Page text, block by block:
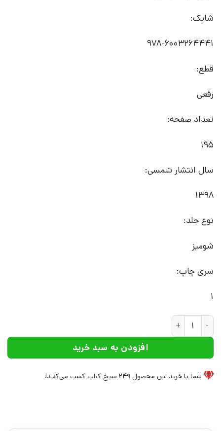
شابک:
978-6003264441
قطع:
رقعی
تعداد صفحه:
195
سال انتشار شمسی:
1398
نوع جلد:
شومیز
سری چاپ:
1
کتاب یادگار گوزن پیر | انتشارات افراز عدد
افزودن به سبد خرید
شما با خرید این محصول 249 سیخ کباب کسب می‌کنید!